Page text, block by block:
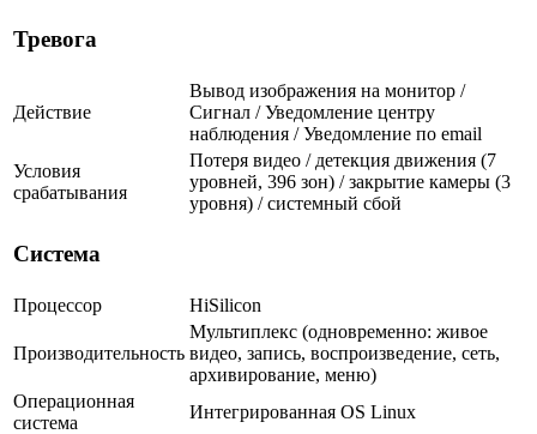
Тревога
Действие
Вывод изображения на монитор /
Сигнал / Уведомление центру
наблюдения / Уведомление по email
Условия
срабатывания
Потеря видео / детекция движения (7
уровней, 396 зон) / закрытие камеры (3
уровня) / системный сбой
Система
Процессор HiSilicon
Производительность
Мультиплекс (одновременно: живое
видео, запись, воспроизведение, сеть,
архивирование, меню)
Операционная
система
Интегрированная OS Linux